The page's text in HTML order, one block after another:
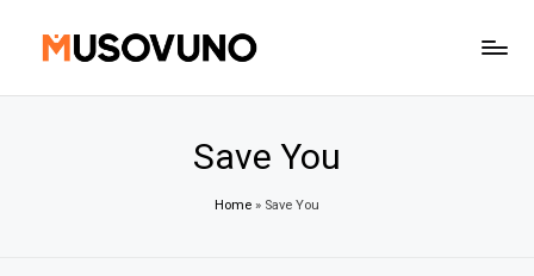
Save You
Home » Save You